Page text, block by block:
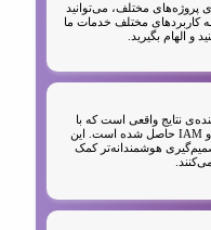
پروژه‌های مختلف، می‌توانید
کاربردهای مختلف خدمات ما
و الهام بگیرید.
نتایج واقعی است که با
استفاده از EBC، ICV و IAM حاصل شده است. این
هوشمندانه‌تر کمک
می‌کنند.